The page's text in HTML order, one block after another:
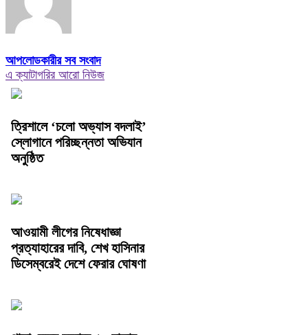
আপলোডকারীর সব সংবাদ
এ ক্যাটাগরির আরো নিউজ
‎ত্রিশালে ‘চলো অভ্যাস বদলাই’
স্লোগানে পরিচ্ছন্নতা অভিযান
অনুষ্ঠিত
আওয়ামী লীগের নিষেধাজ্ঞা
প্রত্যাহারের দাবি, শেখ হাসিনার
ডিসেম্বরেই দেশে ফেরার ঘোষণা